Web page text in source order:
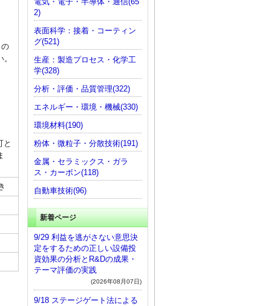
と
2)
表面科学：接着・コーティン
グ(521)
生産：製造プロセス・化学工
学(328)
分析・評価・品質管理(322)
エネルギー・環境・機械(330)
環境材料(190)
粉体・微粒子・分散技術(191)
金属・セラミックス・ガラ
ス・カーボン(118)
自動車技術(96)
新着ページ
9/29 利益を逃がさない意思決
定をするための正しい設備投
資効果の分析とR&Dの成果・
テーマ評価の実践
(2026年08月07日)
9/18 ステージゲート法による